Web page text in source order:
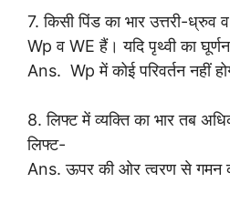
7. किसी पिंड का भार उत्तरी-ध्रुव
Wp व WE हैं। यदि पृथ्वी का
Ans. Wp में कोई परिवर्तन नहीं
8. लिफ्ट में व्यक्ति का भार तब
लिफ्ट-
Ans. ऊपर की ओर त्वरण से गमन